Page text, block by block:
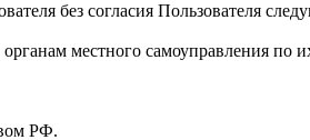
без согласия Пользователя
местного самоуправления по
РФ.